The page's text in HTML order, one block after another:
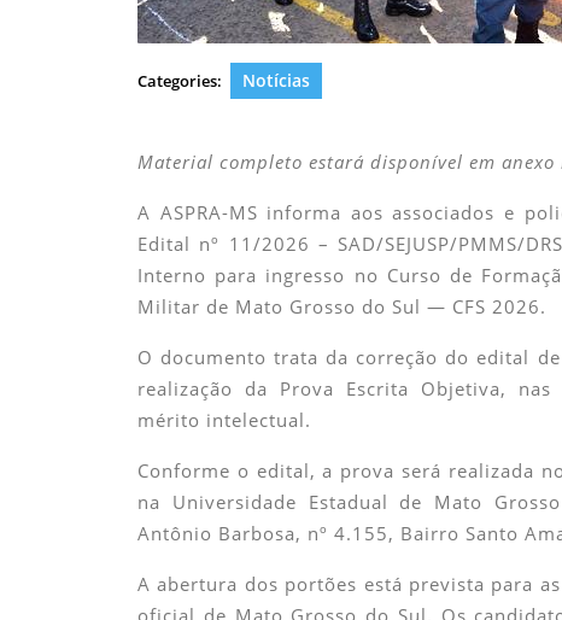
Categories: Notícias
Material completo estará disponível em
A ASPRA-MS informa aos associados e
Edital nº 11/2026 – SAD/SEJUSP/PMMS/
Interno para ingresso no Curso de
Militar de Mato Grosso do Sul — CFS 2026.
O documento trata da correção do edital
realização da Prova Escrita Objetiva,
mérito intelectual.
Conforme o edital, a prova será realizada
na Universidade Estadual de Mato
Antônio Barbosa, nº 4.155, Bairro Santo
A abertura dos portões está prevista para
oficial de Mato Grosso do Sul. Os